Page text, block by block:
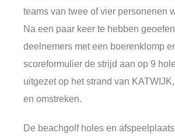
teams van twee of vier personenen
Na een paar keer te hebben
deelnemers met een boerenklomp
scoreformulier de strijd aan op 9
uitgezet op het strand van
en omstreken.
De beachgolf holes en